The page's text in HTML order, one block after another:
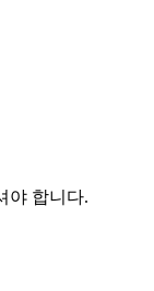
야 합니다.